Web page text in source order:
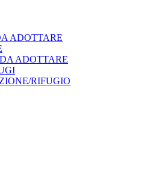
ADOTTARE
ADOTTARE
RIFUGIO